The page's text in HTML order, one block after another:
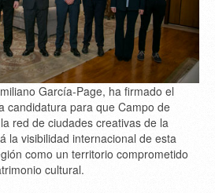
García-Page, ha firmado el
candidatura para que Campo de
red de ciudades creativas de la
la visibilidad internacional de esta
como un territorio comprometido
cultural.